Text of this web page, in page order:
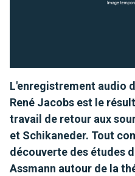
L'enregistrement audio
René Jacobs est le
travail de retour aux
et Schikaneder. Tout
découverte des études
Assmann autour de la